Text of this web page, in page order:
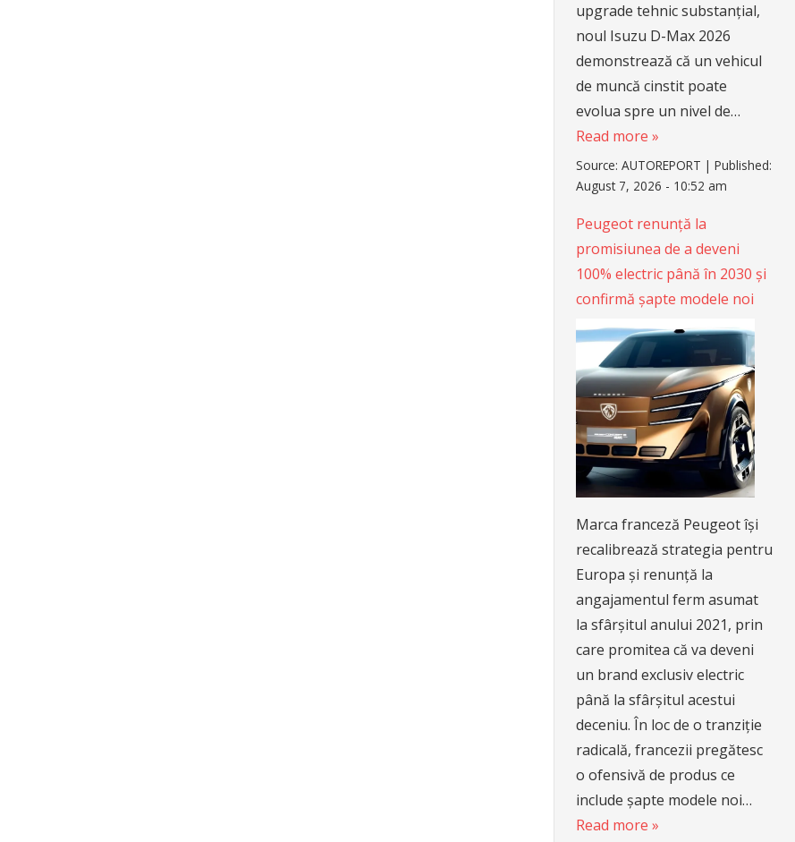
upgrade tehnic substanțial,
noul Isuzu D-Max 2026
demonstrează că un vehicul
de muncă cinstit poate
evolua spre un nivel de…
Read more »
Source:AUTOREPORT |Published:
August 7, 2026 - 10:52 am
Peugeot renunță la
promisiunea de a deveni
100% electric până în 2030 și
confirmă șapte modele noi
Marca franceză Peugeot își
recalibrează strategia pentru
Europa și renunță la
angajamentul ferm asumat
la sfârșitul anului 2021, prin
care promitea că va deveni
un brand exclusiv electric
până la sfârșitul acestui
deceniu. În loc de o tranziție
radicală, francezii pregătesc
o ofensivă de produs ce
include șapte modele noi…
Read more »